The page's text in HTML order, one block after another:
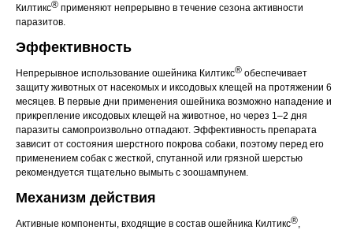
Килтикс® применяют непрерывно в течение сезона активности
паразитов.
Эффективность
Непрерывное использование ошейника Килтикс® обеспечивает
защиту животных от насекомых и иксодовых клещей на протяжении 6
месяцев. В первые дни применения ошейника возможно нападение и
прикрепление иксодовых клещей на животное, но через 1–2 дня
паразиты самопроизвольно отпадают. Эффективность препарата
зависит от состояния шерстного покрова собаки, поэтому перед его
применением собак с жесткой, спутанной или грязной шерстью
рекомендуется тщательно вымыть с зоошампунем.
Механизм действия
Активные компоненты, входящие в состав ошейника Килтикс®,
© 2015—2026 ООО «Сытая Морда»
Хотите у нас работать?
Заполнить анкету Реквизиты